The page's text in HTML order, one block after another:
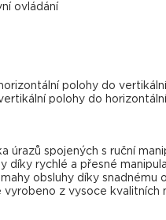
ovládání
polohy do vertikální
polohy do horizontální
úrazů spojených s ruční
díky rychlé a přesné
obsluhy díky snadnému
vyrobeno z vysoce